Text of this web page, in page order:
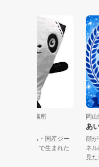
山県|児島商工会議所
は、せんいのまち・国産ジー
ズの聖地「児島」で生まれた